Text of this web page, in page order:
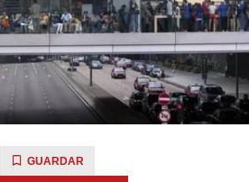
GUARDAR